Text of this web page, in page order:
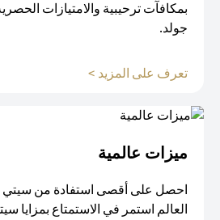
بمكافآت ترحيبية والامتيازات
جولد.
تعرف على المزيد >
ميزات عالمية
احصل على أقصى استفادة من سيتي
العالم استمر في الاستمتاع بمزايا